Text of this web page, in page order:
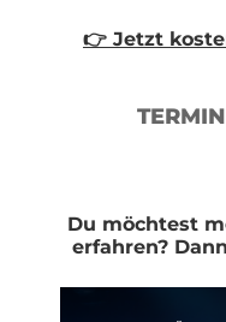
👉 Jetzt
Du möchtest
erfahren?